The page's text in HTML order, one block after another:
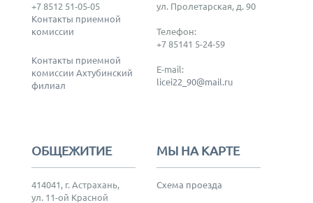
+7 8512 51-05-05
Контакты приемной
комиссии
Контакты приемной
комиссии Ахтубинский
филиал
ул. Пролетарская, д. 90
Телефон:
+7 85141 5-24-59
E-mail:
licei22_90@mail.ru
ОБЩЕЖИТИЕ
414041, г. Астрахань,
ул. 11-ой Красной
МЫ НА КАРТЕ
Схема проезда